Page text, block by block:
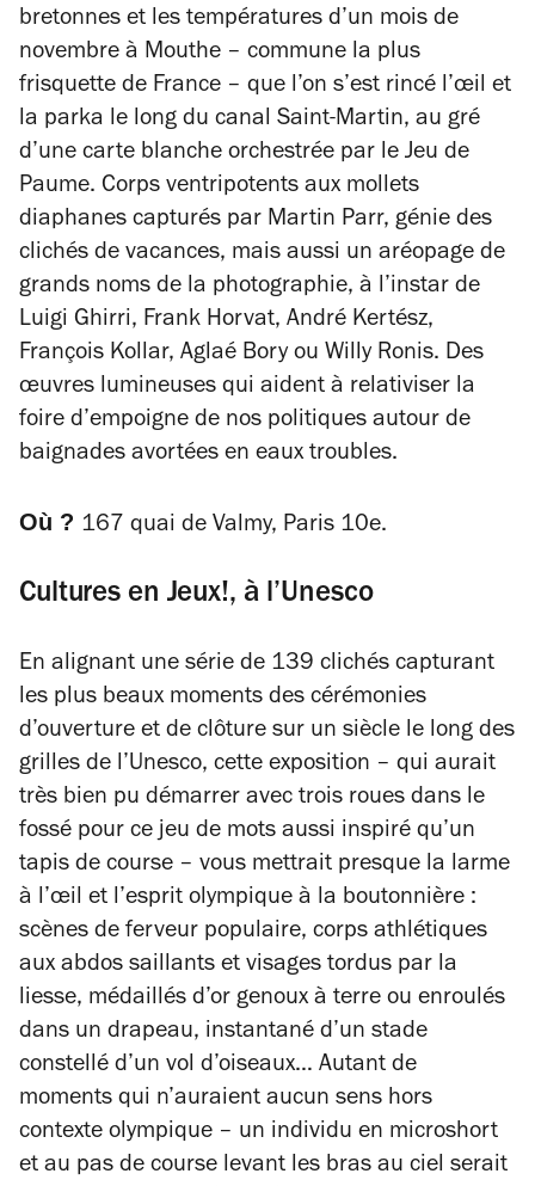
bretonnes et les températures d’un mois de
novembre à Mouthe – commune la plus
frisquette de France – que l’on s’est rincé l’œil et
la parka le long du canal Saint-Martin, au gré
d’une carte blanche orchestrée par le Jeu de
Paume. Corps ventripotents aux mollets
diaphanes capturés par Martin Parr, génie des
clichés de vacances, mais aussi un aréopage de
grands noms de la photographie, à l’instar de
Luigi Ghirri, Frank Horvat, André Kertész,
François Kollar, Aglaé Bory ou Willy Ronis. Des
œuvres lumineuses qui aident à relativiser la
foire d’empoigne de nos politiques autour de
baignades avortées en eaux troubles.
Où ? 167 quai de Valmy, Paris 10e.
Cultures en Jeux!, à l’Unesco
En alignant une série de 139 clichés capturant
les plus beaux moments des cérémonies
d’ouverture et de clôture sur un siècle le long des
grilles de l’Unesco, cette exposition – qui aurait
très bien pu démarrer avec trois roues dans le
fossé pour ce jeu de mots aussi inspiré qu’un
tapis de course – vous mettrait presque la larme
à l’œil et l’esprit olympique à la boutonnière :
scènes de ferveur populaire, corps athlétiques
aux abdos saillants et visages tordus par la
liesse, médaillés d’or genoux à terre ou enroulés
dans un drapeau, instantané d’un stade
constellé d’un vol d’oiseaux… Autant de
moments qui n’auraient aucun sens hors
contexte olympique – un individu en microshort
et au pas de course levant les bras au ciel serait